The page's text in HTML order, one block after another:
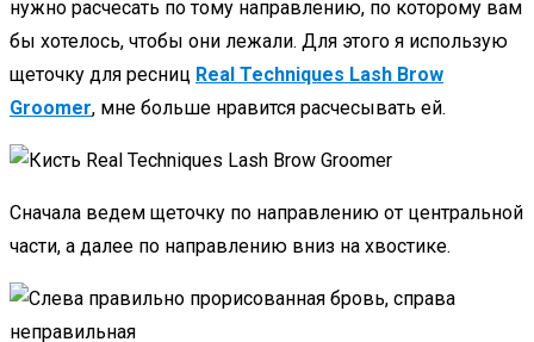
нужно расчесать по тому направлению, по которому вам
бы хотелось, чтобы они лежали. Для этого я использую
щеточку для ресниц Real Techniques Lash Brow
Groomer, мне больше нравится расчесывать ей.
Сначала ведем щеточку по направлению от центральной
части, а далее по направлению вниз на хвостике.